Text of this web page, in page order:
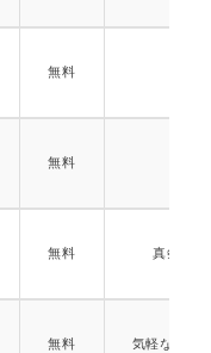
無料
無料
無料 真剣な
無料 気軽な出会